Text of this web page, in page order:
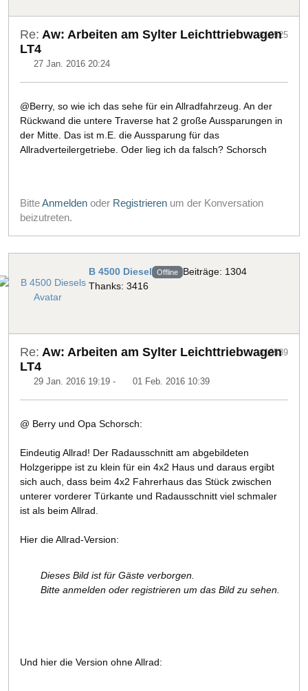
Re: Aw: Arbeiten am Sylter Leichttriebwagen
LT4
27 Jan. 2016 20:24
#16525
@Berry, so wie ich das sehe für ein Allradfahrzeug. An der
Rückwand die untere Traverse hat 2 große Aussparungen in
der Mitte. Das ist m.E. die Aussparung für das
Allradverteilergetriebe. Oder lieg ich da falsch? Schorsch
BitteAnmelden oder Registrieren um der Konversation
beizutreten.
B 4500 Diesel Offline Beiträge: 1304
Thanks: 3416
Re: Aw: Arbeiten am Sylter Leichttriebwagen
LT4
29 Jan. 2016 19:19 - 01 Feb. 2016 10:39
#16539
@ Berry und Opa Schorsch:
Eindeutig Allrad! Der Radausschnitt am abgebildeten
Holzgerippe ist zu klein für ein 4x2 Haus und daraus ergibt
sich auch, dass beim 4x2 Fahrerhaus das Stück zwischen
unterer vorderer Türkante und Radausschnitt viel schmaler
ist als beim Allrad.
Hier die Allrad-Version:
Dieses Bild ist für Gäste verborgen.
Bitte anmelden oder registrieren um das Bild zu sehen.
Und hier die Version ohne Allrad: